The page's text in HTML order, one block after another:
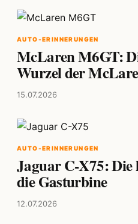
AUTO-ERINNERUNGEN
McLaren M6GT:
Wurzel der
15.07.2026
AUTO-ERINNERUNGEN
Jaguar C-X75: Die
die Gasturbine
12.07.2026